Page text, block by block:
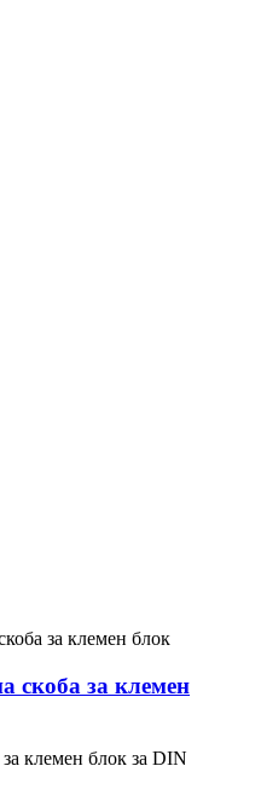
скоба за клемен